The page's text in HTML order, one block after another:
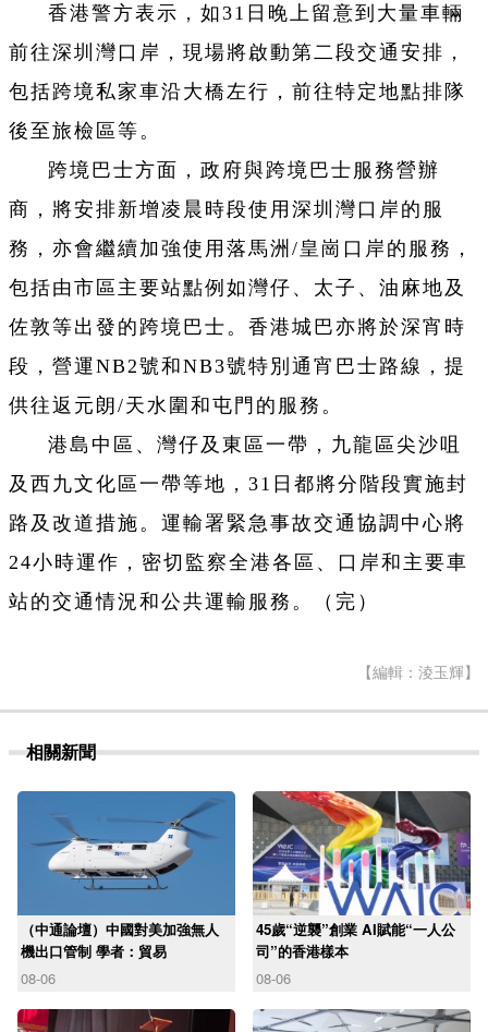
香港警方表示，如31日晚上留意到大量車輛
前往深圳灣口岸，現場將啟動第二段交通安排，
包括跨境私家車沿大橋左行，前往特定地點排隊
後至旅檢區等。
跨境巴士方面，政府與跨境巴士服務營辦
商，將安排新增凌晨時段使用深圳灣口岸的服
務，亦會繼續加強使用落馬洲/皇崗口岸的服務，
包括由市區主要站點例如灣仔、太子、油麻地及
佐敦等出發的跨境巴士。香港城巴亦將於深宵時
段，營運NB2號和NB3號特別通宵巴士路線，提
供往返元朗/天水圍和屯門的服務。
港島中區、灣仔及東區一帶，九龍區尖沙咀
及西九文化區一帶等地，31日都將分階段實施封
路及改道措施。運輸署緊急事故交通協調中心將
24小時運作，密切監察全港各區、口岸和主要車
站的交通情況和公共運輸服務。（完）
【編輯：淩玉輝】
相關新聞
（中通論壇）中國對美加強無人
機出口管制 學者：貿易
08-06
45歲“逆襲”創業 AI賦能“一人公
司”的香港樣本
08-06